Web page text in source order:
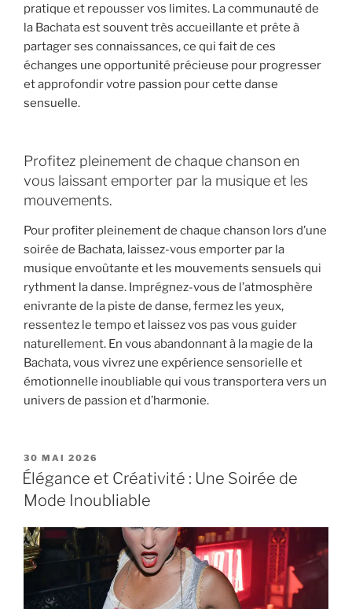
pratique et repousser vos limites. La communauté de
la Bachata est souvent très accueillante et prête à
partager ses connaissances, ce qui fait de ces
échanges une opportunité précieuse pour progresser
et approfondir votre passion pour cette danse
sensuelle.
Profitez pleinement de chaque chanson en
vous laissant emporter par la musique et les
mouvements.
Pour profiter pleinement de chaque chanson lors d’une
soirée de Bachata, laissez-vous emporter par la
musique envoûtante et les mouvements sensuels qui
rythment la danse. Imprégnez-vous de l’atmosphère
enivrante de la piste de danse, fermez les yeux,
ressentez le tempo et laissez vos pas vous guider
naturellement. En vous abandonnant à la magie de la
Bachata, vous vivrez une expérience sensorielle et
émotionnelle inoubliable qui vous transportera vers un
univers de passion et d’harmonie.
PUBLIÉ
LE
30 MAI 2026
Élégance et Créativité : Une Soirée de
Mode Inoubliable